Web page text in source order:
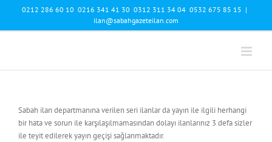
content
0212 286 60 10 0216 341 41 30 0312 311 34 04 0532 675 85 15 |
ilan@sabahgazeteilan.com
Sabah ilan departmanına verilen seri ilanlar da yayın ile ilgili herhangi
bir hata ve sorun ile karşılaşılmamasından dolayı ilanlarınız 3 defa sizler
ile teyit edilerek yayın geçişi sağlanmaktadır.